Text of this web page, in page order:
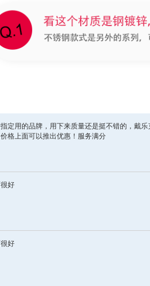
定用的品牌，用下来质量还是挺不错的，戴
格上面可以推出优惠！服务满分
好
好